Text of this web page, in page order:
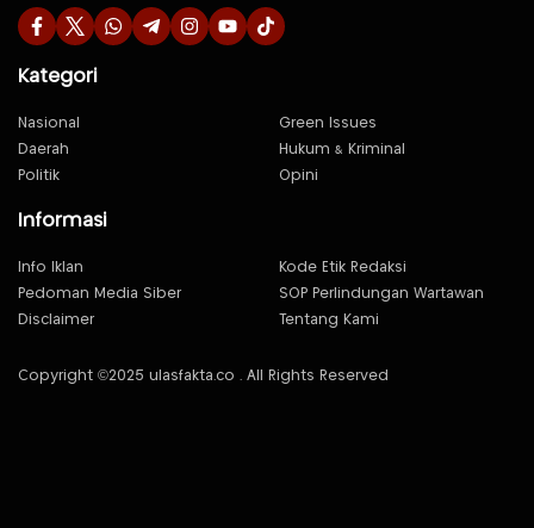
Kategori
Nasional
Green Issues
Daerah
Hukum & Kriminal
Politik
Opini
Informasi
Info Iklan
Kode Etik Redaksi
Pedoman Media Siber
SOP Perlindungan Wartawan
Disclaimer
Tentang Kami
Copyright ©2025 ulasfakta.co . All Rights Reserved